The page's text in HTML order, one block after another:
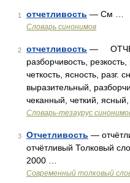
1 отчетливость — См …
Словарь синонимов
2 отчетливость —
разборчивость,
четкость, ясность,
выразительный,
чеканный, четкий,
Словарь-тезаурус
3 Отчетливость —
отчётливый Толковый
2000 …
Современный толковый